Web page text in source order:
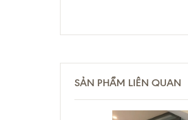
SẢN PHẨM LIÊN QUAN